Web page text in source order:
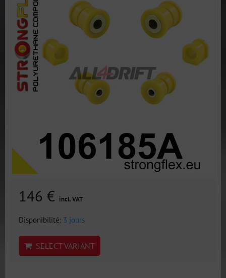
146 € incl. VAT
Disponibilité: 3 jours
SELECT VARIANT